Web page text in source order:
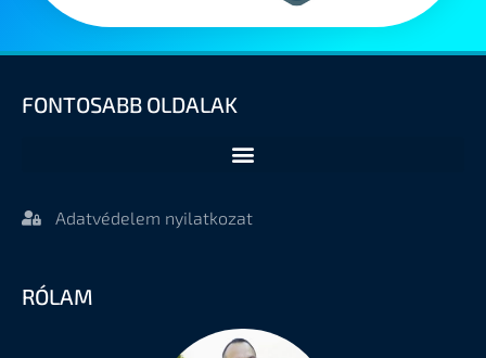
FONTOSABB OLDALAK
Adatvédelem nyilatkozat
RÓLAM